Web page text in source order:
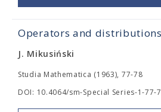
Operators and distributions
J. Mikusiński
Studia Mathematica (1963), 77-78
DOI: 10.4064/sm-Special Series-1-77-